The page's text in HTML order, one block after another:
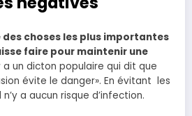
des choses les plus importantes
faire pour maintenir une
a un dicton populaire qui dit que
évite le danger». En évitant les
a aucun risque d’infection.